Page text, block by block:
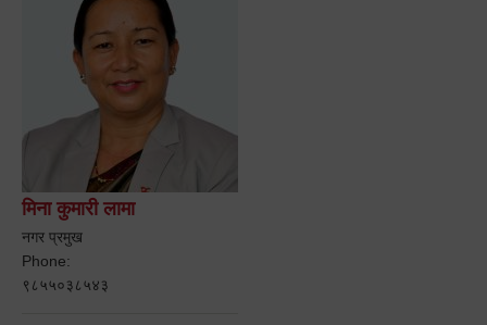
मिना कुमारी लामा
नगर प्रमुख
Phone:
९८५५०३८५४३